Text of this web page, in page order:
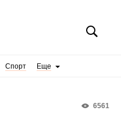
Спорт Еще
6561